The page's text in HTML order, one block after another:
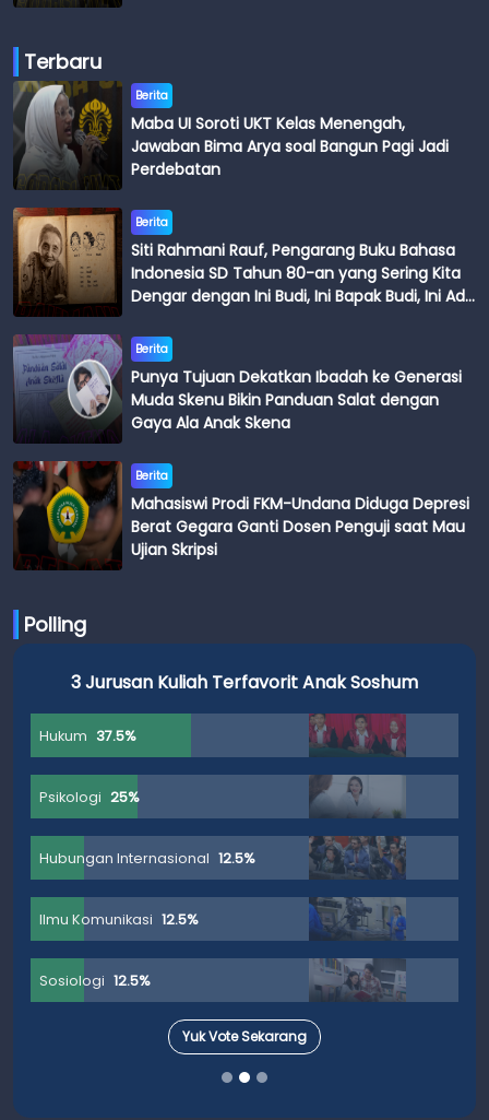
Terbaru
Berita
Maba UI Soroti UKT Kelas Menengah,
Jawaban Bima Arya soal Bangun Pagi Jadi
Perdebatan
Berita
Siti Rahmani Rauf, Pengarang Buku Bahasa
Indonesia SD Tahun 80-an yang Sering Kita
Dengar dengan Ini Budi, Ini Bapak Budi, Ini Adik
Berita
Punya Tujuan Dekatkan Ibadah ke Generasi
Muda Skenu Bikin Panduan Salat dengan
Gaya Ala Anak Skena
Berita
Mahasiswi Prodi FKM-Undana Diduga Depresi
Berat Gegara Ganti Dosen Penguji saat Mau
Ujian Skripsi
Polling
3 Jurusan Kuliah Terfavorit Anak Soshum
Hukum 37.5%
Psikologi 25%
Hubungan Internasional 12.5%
Ilmu Komunikasi 12.5%
Sosiologi 12.5%
Yuk Vote Sekarang